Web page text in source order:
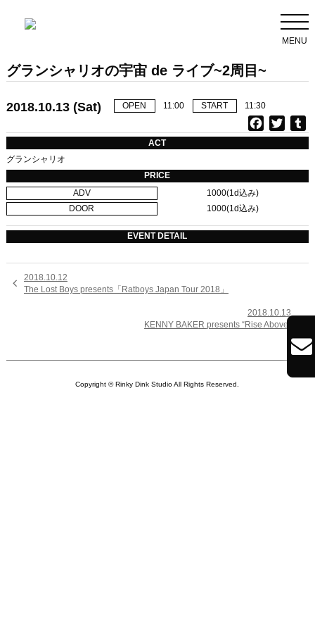
MENU
グランシャリオの宇宙 de ライブ~2周目~
2018.10.13 (Sat) OPEN 11:00 START 11:30
a
e
b
k
w
t
t
u
b
l
ACT
グランシャリオ
PRICE
ADV
1000(1d込み)
DOOR
1000(1d込み)
EVENT DETAIL

2018.10.12
The Lost Boys presents「Ratboys Japan Tour 2018」
2018.10.13
KENNY BAKER presents “Rise Above”


Copyright © Rinky Dink Studio All Rights Reserved.